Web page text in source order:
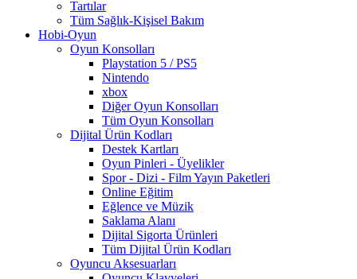
Tartılar
Tüm Sağlık-Kişisel Bakım
Hobi-Oyun
Oyun Konsolları
Playstation 5 / PS5
Nintendo
xbox
Diğer Oyun Konsolları
Tüm Oyun Konsolları
Dijital Ürün Kodları
Destek Kartları
Oyun Pinleri - Üyelikler
Spor - Dizi - Film Yayın Paketleri
Online Eğitim
Eğlence ve Müzik
Saklama Alanı
Dijital Sigorta Ürünleri
Tüm Dijital Ürün Kodları
Oyuncu Aksesuarları